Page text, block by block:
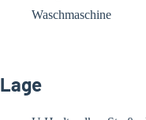
Waschmaschine
Lage